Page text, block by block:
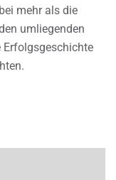
mehr als die
umliegenden
Erfolgsgeschichte